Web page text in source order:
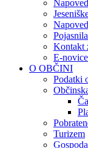
Kontakt
E-novice
O OBČINI
Podatki
Turizem